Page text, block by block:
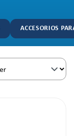
ACCESORIOS